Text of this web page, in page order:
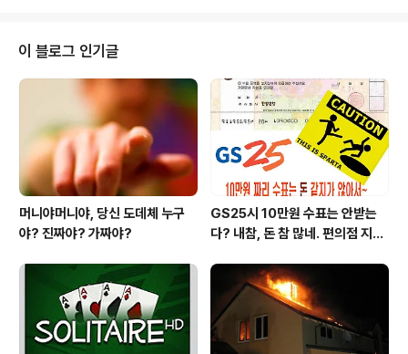
ㅎ....완판..^^ 그리고...닌텐도 DS에서.. 마리오 브라더스...
금코인 완전접수 및 완판...ㅠㅠ 마리오 카트라이더....별셋..
최고기록 및 세계대전 왠만해선 안짐..등등..(코브라 트위스
트..신기적용..ㅋㅋ) 대충 이정도 였던것 같습니다..
이 블로그 인기글
머니야머니야, 당신 도데체 누구
야? 진짜야? 가짜야?
GS25시 10만원 수표는 안받는
다? 내참, 돈 참 많네. 편의점 지에
지구만~